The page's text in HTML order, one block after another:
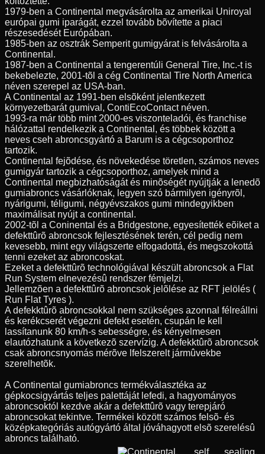
1979-ben a Continental megvásárolta az amerikai Uniroyal
európai gumi iparágát, ezzel tovább bõvítette a piaci
részesedését Európában.
1985-ben az osztrák Semperit gumigyárat is felvásárolta a
Continental.
1987-ben a Continental a tengerentúli General Tire, Inc.-t is
bekebelezte, 2001-tõl a cég Continental Tire North America
néven szerepel az USA-ban.
A Continental az 1991-ben elsõként jelentkezett
környezetbarát gumival, ContiEcoContact néven.
1993-ra már több mint 2000-es viszonteladói, és franchise
hálózattal rendelkezik a Continental, és többek között a
neves cseh abroncsgyártó a Barum is a cégcsoporthoz
tartozik.
Continental fejõdése, és növekedése töretlen, számos neves
gumigyár tartozik a cégcsoporthoz, amelyek mind a
Continental megbizhatóságát és minõségét nyújtják a lenedõ
gumiabroncs vásárlóknak, legyen szó bármilyen igényrõl,
nyárigumi, téligumi, négyévszakos gumi mindegyikben
maximálisat nyújt a continental.
2002-tõl a Coninental és a Bridgestone, egyesítették eõiket a
defekttûrõ abroncsok fejlesztésének terén, cél pedig nem
kevesebb, mint egy világszerte elfogadottá, és megszokottá
tenni ezeket az abroncoskat.
Ezeket a defekttûrõ technológiával készült abroncsok a Flat
Run System elnevezésû rendszer fémjelzi.
Jellemzõen a defekttûrõ abroncsok jelõlése az RFT jelölés (
Run Flat Tyres ).
A defekktûrõ abroncsokkal nem szükséges azonnal félreállni
és kerékcserét végezni defekt esetén, csupán le kell
lassítanunk 80 km/h-s sebességre, és kényelmesen
elautózhatunk a következõ szervízig. A defekktûrõ abroncsok
csak abroncsnyomás mérõve lfelszerelt jármûvekbe
szerelhetõk.
A Continental gumiabroncs termékválasztéka az
gépkocsigyártás teljes palettáját lefedi, a hagyományos
abroncsoktól kezdve akár a defekttûrõ vagy terepjáró
abroncsokat tekintve. Termékei között számos felsõ- és
középkategóriás autógyártó által jóváhagyott elsõ szerelésû
abroncs található.